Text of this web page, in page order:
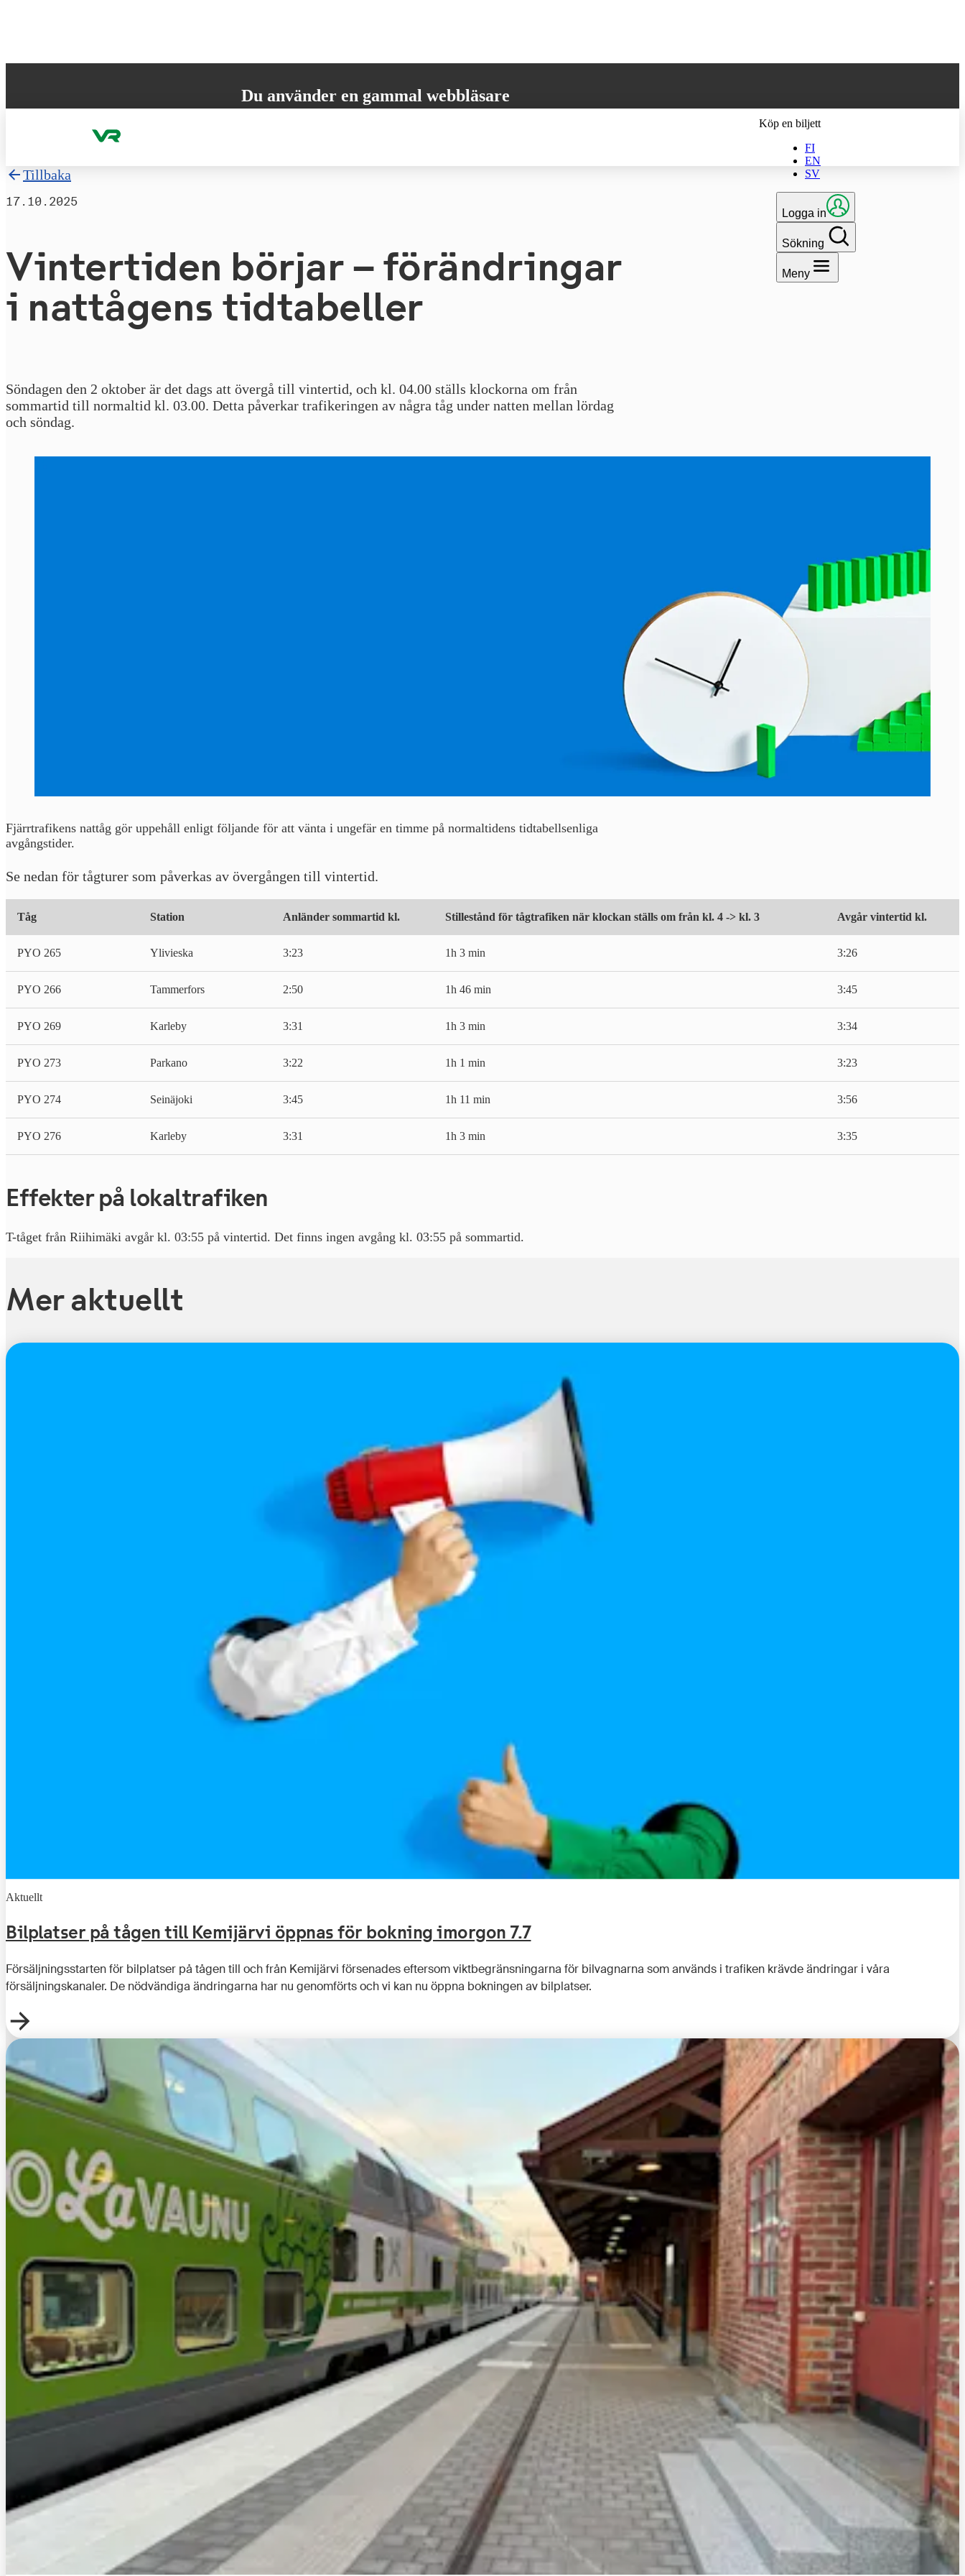
Du använder en gammal webbläsare
Köp en biljett
FI
EN
SV
Logga in
Sökning
Meny
Tillbaka
17.10.2025
Vintertiden börjar – för­änd­ring­ar
i nattågens tidtabeller
Söndagen den 2 oktober är det dags att övergå till vintertid, och kl. 04.00 ställs klockorna om från
sommartid till normaltid kl. 03.00. Detta påverkar trafikeringen av några tåg under natten mellan lördag
och söndag.
Fjärrtrafikens nattåg gör uppehåll enligt följande för att vänta i ungefär en timme på normaltidens tidtabellsenliga
avgångstider.
Se nedan för tågturer som påverkas av övergången till vintertid.
Tåg Station Anländer sommartid kl. Stillestånd för tågtrafiken när klockan ställs om från kl. 4 -> kl. 3 Avgår vintertid kl.
PYO 265 Ylivieska 3:23 1h 3 min 3:26
PYO 266 Tammerfors 2:50 1h 46 min 3:45
PYO 269 Karleby 3:31 1h 3 min 3:34
PYO 273 Parkano 3:22 1h 1 min 3:23
PYO 274 Seinäjoki 3:45 1h 11 min 3:56
PYO 276 Karleby 3:31 1h 3 min 3:35
Effekter på lokaltrafiken
T-tåget från Riihimäki avgår kl. 03:55 på vintertid. Det finns ingen avgång kl. 03:55 på sommartid.
Mer aktuellt
Aktuellt
Bilplatser på tågen till Kemijärvi öppnas för bokning imorgon 7.7
Försäljningsstarten för bilplatser på tågen till och från Kemijärvi försenades eftersom viktbegränsningarna för bilvagnarna som används i trafiken krävde ändringar i våra
försäljningskanaler. De nödvändiga ändringarna har nu genomförts och vi kan nu öppna bokningen av bilplatser.